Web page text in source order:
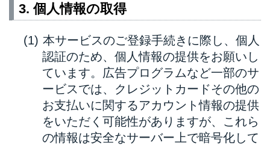
3. 個人情報の取得
本サービスのご登録手続きに際し、個人
認証のため、個人情報の提供をお願いし
ています。広告プログラムなど一部のサ
ービスでは、クレジットカードその他の
お支払いに関するアカウント情報の提供
をいただく可能性がありますが、これら
の情報は安全なサーバー上で暗号化して